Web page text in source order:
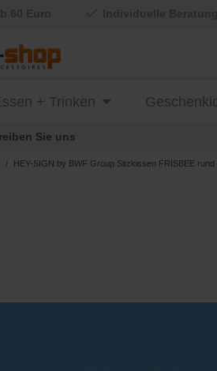
HEY-SIGN by BWF Group Sitzkissen FRISBEE
+ Trinken
Sie uns